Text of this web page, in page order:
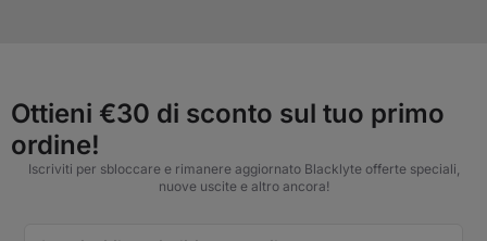
Ottieni €30 di sconto sul tuo primo
ordine!
Iscriviti per sbloccare e rimanere aggiornato Blacklyte offerte speciali,
nuove uscite e altro ancora!